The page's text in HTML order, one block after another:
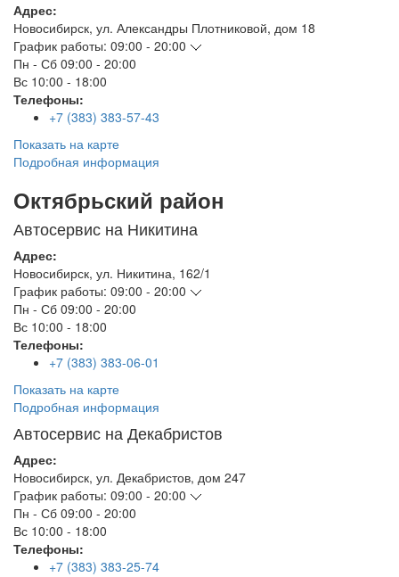
Адрес:
Новосибирск, ул. Александры Плотниковой, дом 18
График работы: 09:00 - 20:00
Пн - Сб 09:00 - 20:00
Вс 10:00 - 18:00
Телефоны:
+7 (383) 383-57-43
Показать на карте
Подробная информация
Октябрьский район
Автосервис на Никитина
Адрес:
Новосибирск, ул. Никитина, 162/1
График работы: 09:00 - 20:00
Пн - Сб 09:00 - 20:00
Вс 10:00 - 18:00
Телефоны:
+7 (383) 383-06-01
Показать на карте
Подробная информация
Автосервис на Декабристов
Адрес:
Новосибирск, ул. Декабристов, дом 247
График работы: 09:00 - 20:00
Пн - Сб 09:00 - 20:00
Вс 10:00 - 18:00
Телефоны:
+7 (383) 383-25-74